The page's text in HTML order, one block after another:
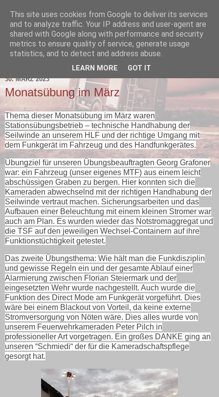
30. MÄRZ 2023
Monatsübung im März
Thema dieser Monatsübung im März waren
Stationsübungsbetrieb – technische Handhabung der
Seilwinde an unserem HLF und der richtige Umgang mit
dem Funkgerät im Fahrzeug und des Handfunkgerätes.
Übungziel für unseren Übungsbeauftragten Georg Grafoner
war: ein Fahrzeug (unser eigenes MTF) aus einem leicht
abschüssigen Graben zu bergen. Hier konnten sich die
Kameraden abwechselnd mit der richtigen Handhabung der
Seilwinde vertraut machen. Sicherungsarbeiten und das
Aufbauen einer Beleuchtung mit einem kleinen Stromer war
auch am Plan. Es wurden wieder das Notstromaggregat und
die TSF auf den jeweiligen Wechsel-Containern auf ihre
Funktionstüchtigkeit getestet.
Das zweite Übungsthema: Wie hält man die Funkdisziplin
und gewisse Regeln ein und der gesamte Ablauf einer
Alarmierung zwischen Florian Steiermark und der
eingesetzten Wehr wurde nachgestellt. Auch wurde die
Funktion des Direct Mode am Funkgerät vorgeführt. Dies
wäre bei einem Blackout von Vorteil, da keine externe
Stromversorgung von Nöten wäre. Dies alles wurde von
unserem Feuerwehrkameraden Peter Pilch in
professioneller Art vorgetragen. Ein großes DANKE ging an
unseren “Schmiedi“ der für die Kameradschaftspflege
gesorgt hat.
This site uses cookies from Google to deliver its services
and to analyze traffic. Your IP address and user-agent are
shared with Google along with performance and security
metrics to ensure quality of service, generate usage
statistics, and to detect and address abuse.
LEARN MORE GOT IT